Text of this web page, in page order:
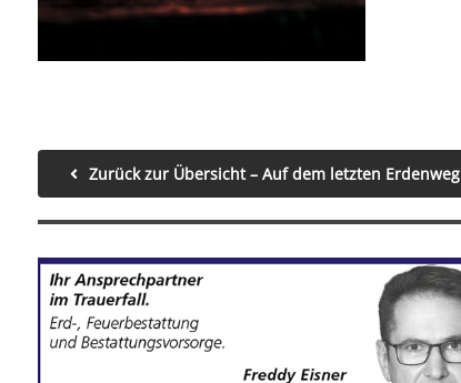
Zurück zur Übersicht – Auf dem letzten Erdenweg